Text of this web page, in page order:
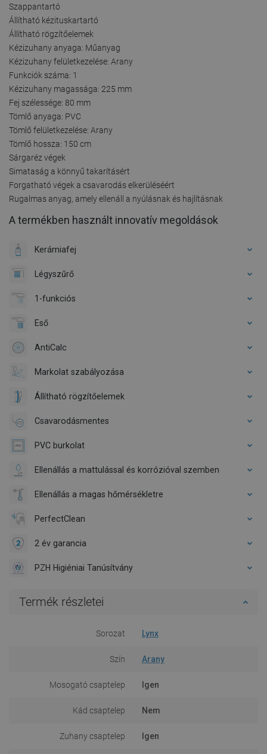
Szappantartó
Állítható kézituskartartó
Állítható rögzítőelemek
Kézizuhany anyaga: Műanyag
Kézizuhany felületkezelése: Arany
Funkciók száma: 1
Kézizuhany magassága: 225 mm
Fej szélessége: 80 mm
Tömlő anyaga: PVC
Tömlő felületkezelése: Arany
Tömlő hossza: 150 cm
Sárgaréz végek
Simataság a könnyű takarításért
Forgatható végek a csavarodás elkerüléséért
Rugalmas anyag, amely ellenáll a nyúlásnak és hajlításnak
A termékben használt innovatív megoldások
Kerámiafej
Légyszűrő
1-funkciós
Eső
AntiCalc
Markolat szabályozása
Állítható rögzítőelemek
Csavarodásmentes
PVC burkolat
Ellenállás a mattulással és korrózióval szemben
Ellenállás a magas hőmérsékletre
PerfectClean
2 év garancia
PZH Higiéniai Tanúsítvány
Termék részletei
Sorozat Lynx
Szín Arany
Mosogató csaptelep Igen
Kád csaptelep Nem
Zuhany csaptelep Igen